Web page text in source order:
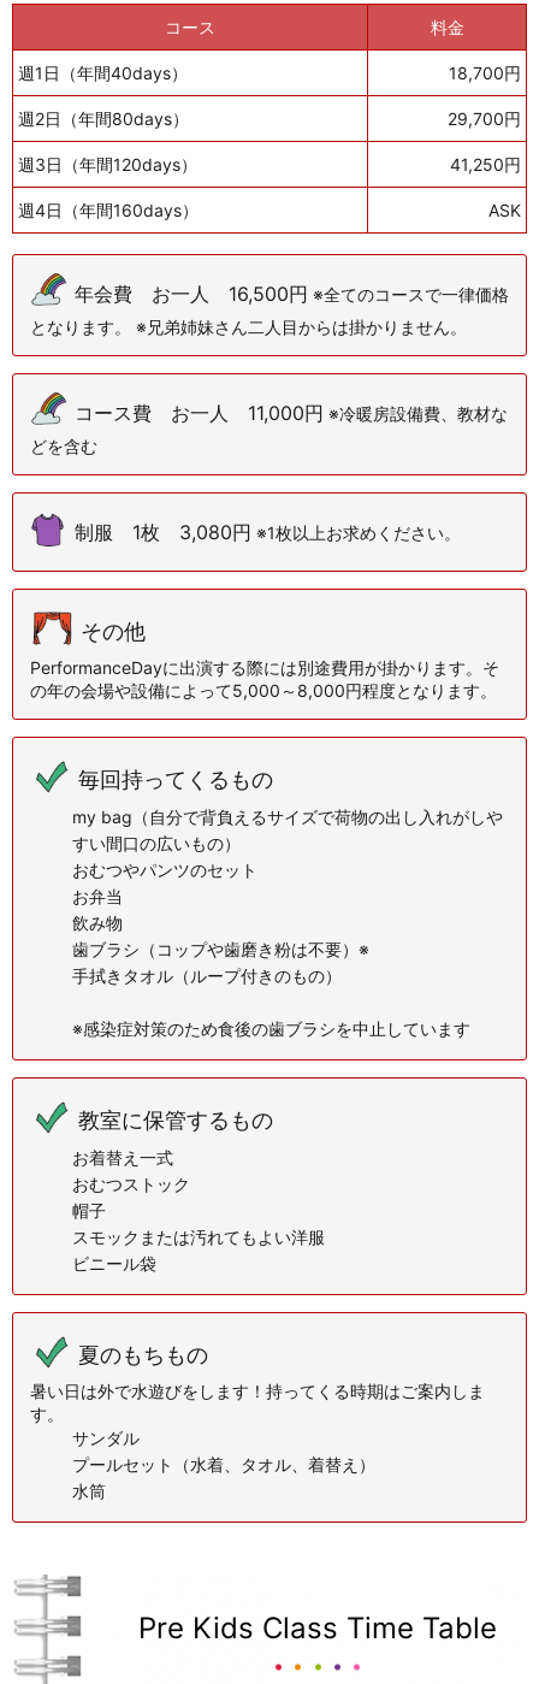
コース 料金
週1日（年間40days） 18,700円
週2日（年間80days） 29,700円
週3日（年間120days） 41,250円
週4日（年間160days） ASK
年会費 お一人 16,500円 ※全てのコースで一律価格
となります。 ※兄弟姉妹さん二人目からは掛かりません。
コース費 お一人 11,000円 ※冷暖房設備費、教材な
どを含む
制服 1枚 3,080円 ※1枚以上お求めください。
その他
PerformanceDayに出演する際には別途費用が掛かります。 そ
の年の会場や設備によって5,000～8,000円程度となります。
毎回持ってくるもの
my bag（自分で背負えるサイズで荷物の出し入れがしや
すい間口の広いもの）
おむつやパンツのセット
お弁当
飲み物
歯ブラシ（コップや歯磨き粉は不要）※
手拭きタオル（ループ付きのもの）
※感染症対策のため食後の歯ブラシを中止しています
教室に保管するもの
お着替え一式
おむつストック
帽子
スモックまたは汚れてもよい洋服
ビニール袋
夏のもちもの
暑い日は外で水遊びをします！持ってくる時期はご案内しま
す。
サンダル
プールセット（水着、タオル、着替え）
水筒
Pre Kids Class Time Table